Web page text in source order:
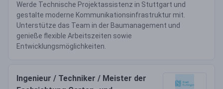
Werde Technische Projektassistenz in Stuttgart und
gestalte moderne Kommunikationsinfrastruktur mit.
Unterstütze das Team in der Baumanagement und
genieße flexible Arbeitszeiten sowie
Entwicklungsmöglichkeiten.
Ingenieur / Techniker / Meister der